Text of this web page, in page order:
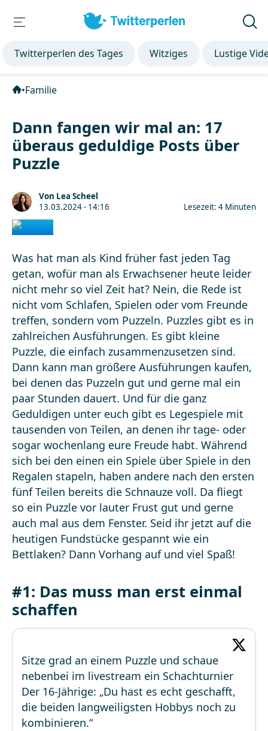
Twitterperlen des Tages Witziges Lustige
•Familie
Dann fangen wir mal an: 17
überaus geduldige Posts über
Puzzle
Von Lea Scheel
13.03.2024 - 14:16
Lesezeit: 4 Minuten
Was hat man als Kind früher fast jeden Tag
getan, wofür man als Erwachsener heute leider
nicht mehr so viel Zeit hat? Nein, die Rede ist
nicht vom Schlafen, Spielen oder vom Freunde
treffen, sondern vom Puzzeln. Puzzles gibt es in
zahlreichen Ausführungen. Es gibt kleine
Puzzle, die einfach zusammenzusetzen sind.
Dann kann man größere Ausführungen kaufen,
bei denen das Puzzeln gut und gerne mal ein
paar Stunden dauert. Und für die ganz
Geduldigen unter euch gibt es Legespiele mit
tausenden von Teilen, an denen ihr tage- oder
sogar wochenlang eure Freude habt. Während
sich bei den einen ein Spiele über Spiele in den
Regalen stapeln, haben andere nach den ersten
fünf Teilen bereits die Schnauze voll. Da fliegt
so ein Puzzle vor lauter Frust gut und gerne
auch mal aus dem Fenster. Seid ihr jetzt auf die
heutigen Fundstücke gespannt wie ein
Bettlaken? Dann Vorhang auf und viel Spaß!
#1: Das muss man erst einmal
schaffen
Sitze grad an einem Puzzle und schaue
nebenbei im livestream ein Schachturnier
Der 16-Jährige: „Du hast es echt geschafft,
die beiden langweiligsten Hobbys noch zu
kombinieren.“